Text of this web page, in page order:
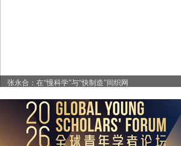
张永合：在“慢科学”与“快制造”间织网